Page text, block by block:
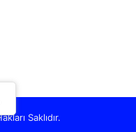
Saklıdır.